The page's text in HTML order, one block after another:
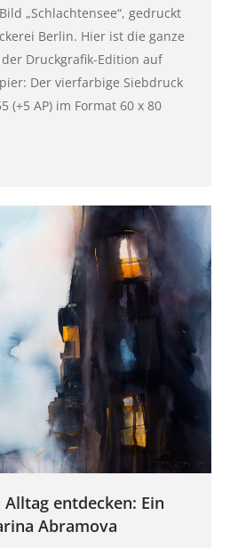
„Schlachtensee“, gedruckt
Berlin. Hier ist die ganze
Druckgrafik-Edition auf
Der vierfarbige Siebdruck
(+5 AP) im Format 60 x 80
entdecken: Ein
Abramova